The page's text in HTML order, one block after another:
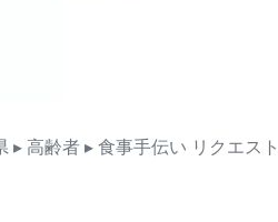
▸ 高齢者 ▸ 食事手伝い リクエスト